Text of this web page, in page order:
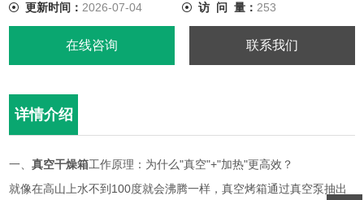
更新时间： 2026-07-04 访 问 量： 253
在线咨询 联系我们
详情介绍
一、真空干燥箱工作原理：为什么"真空"+"加热"更高效？
就像在高山上水不到100度就会沸腾一样，真空烤箱通过真空泵抽出